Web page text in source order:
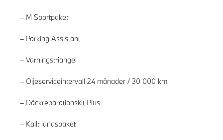
M Sportpaket
Parking Assistant
Varningstriangel
Oljeserviceintervall 24 månader / 30 000 km
Däckreparationskit Plus
Kallt landspaket